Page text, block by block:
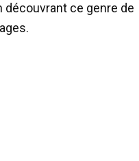
découvrant ce genre de